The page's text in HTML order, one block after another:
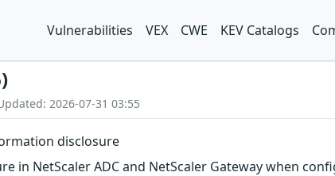
Vulnerabilities VEX CWE KEV Catalogs
2026-07-31 03:55
disclosure
in NetScaler ADC and NetScaler Gateway when